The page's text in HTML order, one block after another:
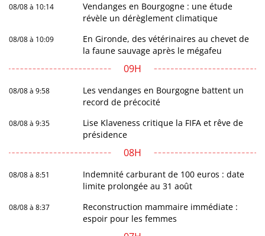
08/08 à 10:14
Vendanges en Bourgogne : une étude
révèle un dérèglement climatique
08/08 à 10:09
En Gironde, des vétérinaires au chevet de
la faune sauvage après le mégafeu
09H
08/08 à 9:58
Les vendanges en Bourgogne battent un
record de précocité
08/08 à 9:35
Lise Klaveness critique la FIFA et rêve de
présidence
08H
08/08 à 8:51
Indemnité carburant de 100 euros : date
limite prolongée au 31 août
08/08 à 8:37
Reconstruction mammaire immédiate :
espoir pour les femmes